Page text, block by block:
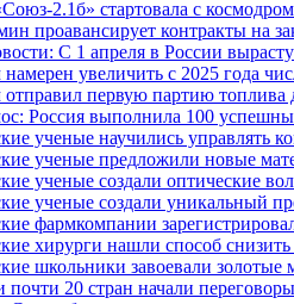
2.1б» стартовала с
проавансирует контракты на
С 1 апреля в России
намерен увеличить с 2025 года
отправил первую партию
Россия выполнила 100
ученые научились
ученые предложили новые
ученые создали оптические
ученые создали уникальный
фармкомпании
хирурги нашли способ
школьники завоевали
почти 20 стран начали